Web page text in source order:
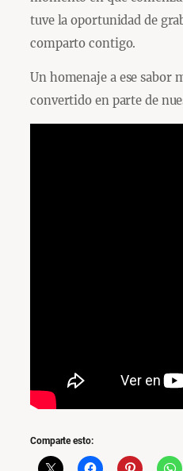
tuve la oportunidad de
comparto contigo.
Un homenaje a ese sabor
convertido en parte de
Comparte esto: